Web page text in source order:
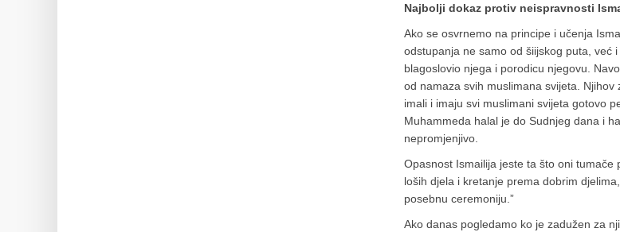
Najbolji dokaz protiv neispravnosti
Ako se osvrnemo na principe i učenja
odstupanja ne samo od šiijskog puta, već
blagoslovio njega i porodicu njegovu.
od namaza svih muslimana svijeta.
imali i imaju svi muslimani svijeta gotovo
Muhammeda halal je do Sudnjeg dana i
nepromjenjivo.
Opasnost Ismailija jeste ta što oni tumače
loših djela i kretanje prema dobrim
posebnu ceremoniju.”
Ako danas pogledamo ko je zadužen za